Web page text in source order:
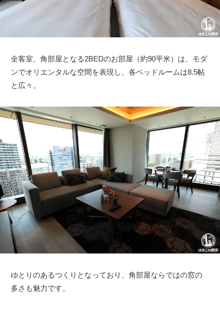
全客室、角部屋となる2BEDのお部屋（約90平米）は、モダ
ンでオリエンタルな空間を表現し、各ベッドルームは8.5帖
と広々。
ゆとりのあるつくりとなっており、角部屋ならではの窓の
多さも魅力です。